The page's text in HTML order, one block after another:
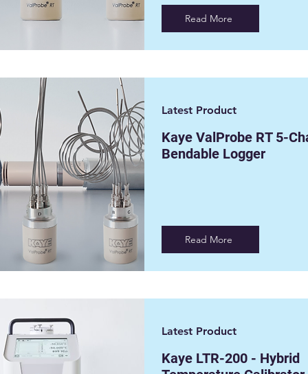
Read More
Latest Product
Kaye ValProbe RT 5-
Bendable Logger
Read More
Latest Product
Kaye LTR-200 - Hybrid